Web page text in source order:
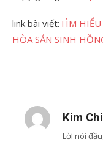
link bài viết:TÌM HIỂU
HÒA SẢN SINH
Kim
Lời nói